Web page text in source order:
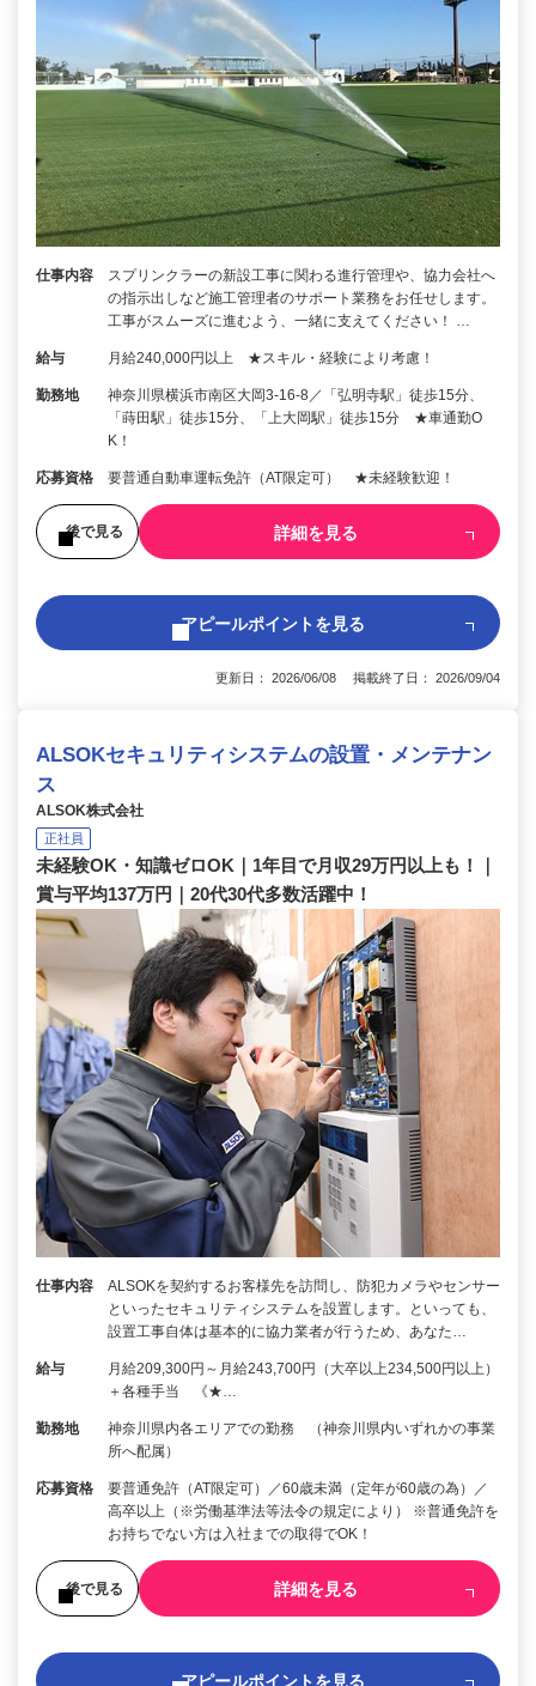
仕事内容
スプリンクラーの新設工事に関わる進行管理や、協力会社へ
の指示出しなど施工管理者のサポート業務をお任せします。
工事がスムーズに進むよう、一緒に支えてください！ …
給与 月給240,000円以上 ★スキル・経験により考慮！
勤務地
神奈川県横浜市南区大岡3-16-8／「弘明寺駅」徒歩15分、
「蒔田駅」徒歩15分、「上大岡駅」徒歩15分 ★車通勤O
K！
応募資格 要普通自動車運転免許（AT限定可） ★未経験歓迎！
後で見る 詳細を見る
アピールポイントを見る
更新日： 2026/06/08 掲載終了日： 2026/09/04
ALSOKセキュリティシステムの設置・メンテナン
ス
ALSOK株式会社
正社員
未経験OK・知識ゼロOK｜1年目で月収29万円以上も！｜
賞与平均137万円｜20代30代多数活躍中！
仕事内容
ALSOKを契約するお客様先を訪問し、防犯カメラやセンサー
といったセキュリティシステムを設置します。といっても、
設置工事自体は基本的に協力業者が行うため、あなた…
給与
月給209,300円～月給243,700円（大卒以上234,500円以上）
＋各種手当 《★…
勤務地
神奈川県内各エリアでの勤務 （神奈川県内いずれかの事業
所へ配属）
応募資格
要普通免許（AT限定可）／60歳未満（定年が60歳の為）／
高卒以上（※労働基準法等法令の規定により） ※普通免許を
お持ちでない方は入社までの取得でOK！
後で見る 詳細を見る
アピールポイントを見る